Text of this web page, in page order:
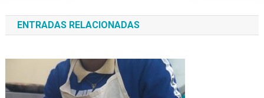
de
entradas
ENTRADAS RELACIONADAS